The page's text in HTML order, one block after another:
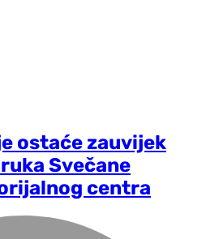
ostaće zauvijek
Svečane
centra